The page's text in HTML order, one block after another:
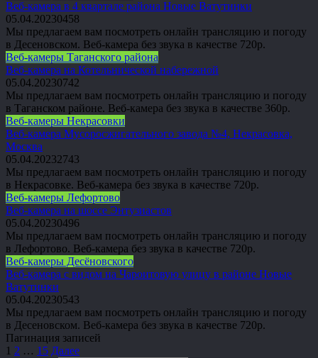
Веб-камера в 4 квартале района Новые Ватутинки
05.04.20230458
Мы предлагаем вам посмотреть онлайн трансляцию и погоду
в Десеновском. Веб-камера без звука в качестве 720p.
Веб-камеры Таганского района
Веб-камера на Котельнической набережной
05.04.20230742
Мы предлагаем вам посмотреть онлайн трансляцию и погоду
в Таганском районе. Веб-камера без звука в качестве 360p.
Веб-камеры Некрасовки
Веб-камера Мусоросжигательного завода №4, Некрасовка,
Москва
05.04.20232743
Мы предлагаем вам посмотреть онлайн трансляцию и погоду
в Некрасовке. Веб-камера без звука в качестве 720p.
Веб-камеры Лефортово
Веб-камера на шоссе Энтузиастов
05.04.20230496
Мы предлагаем вам посмотреть онлайн трансляцию и погоду
в Лефортово. Веб-камера без звука в качестве 720p.
Веб-камеры Десёновского
Веб-камера с видом на Чароитовую улицу в районе Новые
Ватутинки
05.04.20230543
Мы предлагаем вам посмотреть онлайн трансляцию и погоду
в Десеновском. Веб-камера без звука в качестве 720p.
Пагинация записей
1 2 … 15 Далее